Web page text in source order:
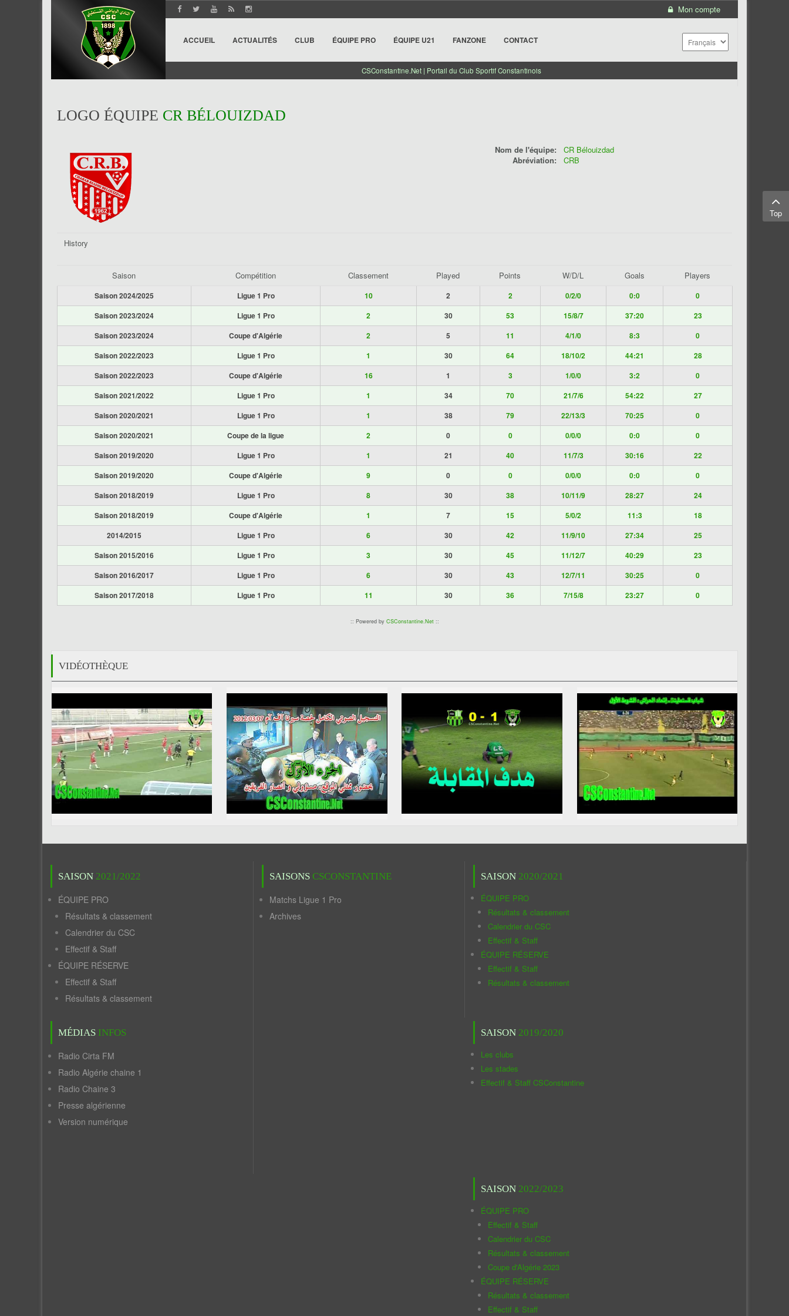
Mon compte
ACCUEIL ACTUALITÉS CLUB ÉQUIPE PRO ÉQUIPE U21 FANZONE CONTACT
CSConstantine.Net | Portail du Club Sportif Constantinois
LOGO ÉQUIPE CR BÉLOUIZDAD
Nom de l'équipe:
CR Bélouizdad
Abréviation:
CRB
History
Saison Compétition Classement Played Points W/D/L Goals Players
Saison 2024/2025 Ligue 1 Pro 10 2 2 0/2/0 0:0
0
Saison 2023/2024
Ligue 1 Pro 2 30 53 15/8/7 37:20
23
Saison 2023/2024
Coupe d'Algérie 2 5 11 4/1/0 8:3
0
Saison 2022/2023
Ligue 1 Pro 1 30 64 18/10/2 44:21
28
Saison 2022/2023
Coupe d'Algérie 16 1 3 1/0/0 3:2
0
Saison 2021/2022
Ligue 1 Pro 1 34 70 21/7/6 54:22
27
Saison 2020/2021
Ligue 1 Pro 1 38 79 22/13/3 70:25
0
Saison 2020/2021
Coupe de la ligue 2 0 0 0/0/0 0:0
0
Saison 2019/2020
Ligue 1 Pro 1 21 40 11/7/3 30:16
22
Saison 2019/2020
Coupe d'Algérie 9 0 0 0/0/0 0:0
0
Saison 2018/2019
Ligue 1 Pro 8 30 38 10/11/9 28:27
24
Saison 2018/2019
Coupe d'Algérie 1 7 15 5/0/2 11:3
18
2014/2015
Ligue 1 Pro 6 30 42 11/9/10 27:34
25
Saison 2015/2016
Ligue 1 Pro 3 30 45 11/12/7 40:29
23
Saison 2016/2017
Ligue 1 Pro 6 30 43 12/7/11 30:25
0
Saison 2017/2018
Ligue 1 Pro 11 30 36 7/15/8 23:27 0
:: Powered by CSConstantine.Net::
VIDÉOTHÈQUE
SAISON 2021/2022
ÉQUIPE PRO
Résultats & classement
Calendrier du CSC
Effectif & Staff
ÉQUIPE RÉSERVE
Effectif & Staff
Résultats & classement
MÉDIAS INFOS
Radio Cirta FM
Radio Algérie chaine 1
Radio Chaine 3
Presse algérienne
Version numérique
SAISONS CSCONSTANTINE
Matchs Ligue 1 Pro
Archives
SAISON 2020/2021
ÉQUIPE PRO
Résultats & classement
Calendrier du CSC
Effectif & Staff
ÉQUIPE RÉSERVE
Effectif & Staff
Résultats & classement
SAISON 2019/2020
Les clubs
Les stades
Effectif & Staff CSConstantine
SAISON 2022/2023
ÉQUIPE PRO
Effectif & Staff
Calendrier du CSC
Résultats & classement
Coupe d'Algérie 2023
ÉQUIPE RÉSERVE
Résultats & classement
Effectif & Staff
Top